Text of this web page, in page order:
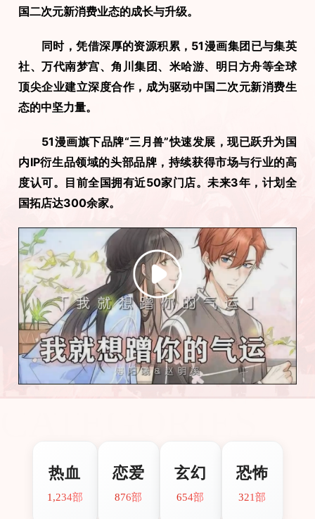
国二次元新消费业态的成长与升级。
同时，凭借深厚的资源积累，51漫画集团已与集英
社、万代南梦宫、角川集团、米哈游、明日方舟等全球
顶尖企业建立深度合作，成为驱动中国二次元新消费生
态的中坚力量。
51漫画旗下品牌“三月兽”快速发展，现已跃升为国
内IP衍生品领域的头部品牌，持续获得市场与行业的高
度认可。目前全国拥有近50家门店。未来3年，计划全
国拓店达300余家。
热血
1,234部
恋爱
876部
玄幻
654部
恐怖
321部